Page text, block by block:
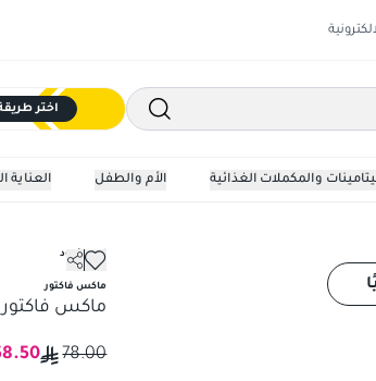
اختر
الأم والطفل والمكملات الغذائية
ماكس فاكتور
احمر خدود
ماكس فاكتور
ماكس فاكتور
78.00